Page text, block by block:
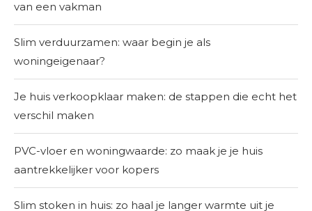
van een vakman
Slim verduurzamen: waar begin je als
woningeigenaar?
Je huis verkoopklaar maken: de stappen die echt het
verschil maken
PVC-vloer en woningwaarde: zo maak je je huis
aantrekkelijker voor kopers
Slim stoken in huis: zo haal je langer warmte uit je